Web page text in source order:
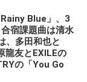
Blue」、3
宿課題曲は清水
、多田和也と
龍友とEXILEの
の「You Go